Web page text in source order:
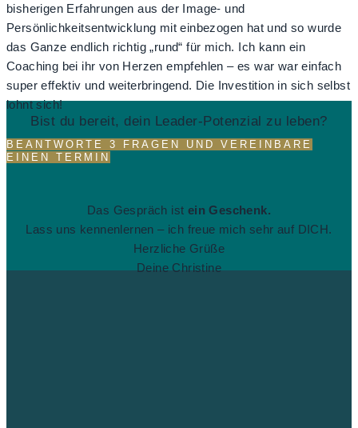
bisherigen Erfahrungen aus der Image- und
Persönlichkeitsentwicklung mit einbezogen hat und so wurde
das Ganze endlich richtig „rund“ für mich. Ich kann ein
Coaching bei ihr von Herzen empfehlen – es war war einfach
super effektiv und weiterbringend. Die Investition in sich selbst
lohnt sich!
B​ist du bereit, dein Leader-Potenzial zu leben?
BEANTWORTE 3 FRAGEN UND VEREINBARE
EINEN TERMIN
Das Gespräch ist ein Geschenk.
Lass uns kennenlernen – ich freue mich sehr auf DICH.
Herzliche Grüße
Deine Christine